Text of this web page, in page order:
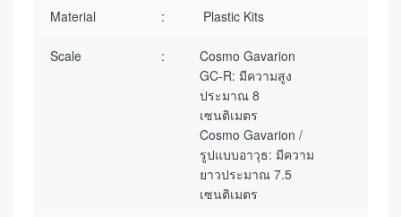
Material : Plastic Kits
Scale :
Cosmo Gavarion
GC-R: มีความสูง
ประมาณ 8
เซนติเมตร
Cosmo Gavarion /
รูปแบบอาวุธ: มีความ
ยาวประมาณ 7.5
เซนติเมตร